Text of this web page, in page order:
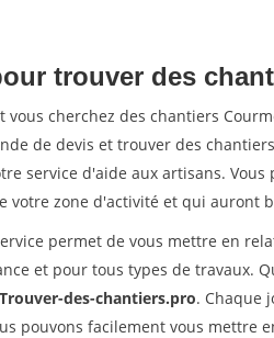
trouver des
vous cherchez des chantiers
de devis et trouver des
service d'aide aux artisans.
votre zone d'activité et qui auront
permet de vous mettre en
et pour tous types de travaux.
Trouver-des-chantiers.pro. Chaque
pouvons facilement vous mettre